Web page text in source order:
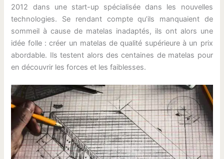
2012 dans une start-up spécialisée dans les nouvelles
technologies. Se rendant compte qu’ils manquaient de
sommeil à cause de matelas inadaptés, ils ont alors une
idée folle : créer un matelas de qualité supérieure à un prix
abordable. Ils testent alors des centaines de matelas pour
en découvrir les forces et les faiblesses.